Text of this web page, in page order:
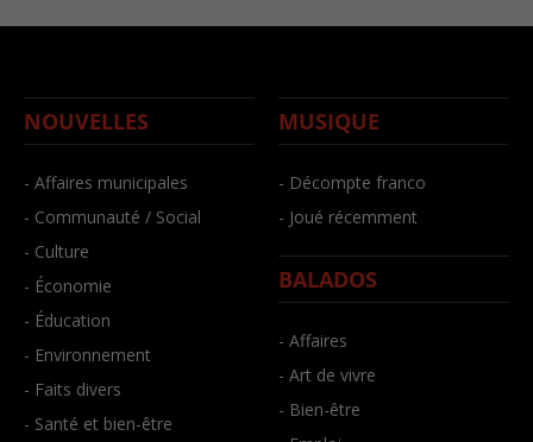
NOUVELLES
- Affaires municipales
- Communauté / Social
- Culture
- Économie
- Éducation
- Environnement
- Faits divers
- Santé et bien-être
MUSIQUE
- Décompte franco
- Joué récemment
BALADOS
- Affaires
- Art de vivre
- Bien-être